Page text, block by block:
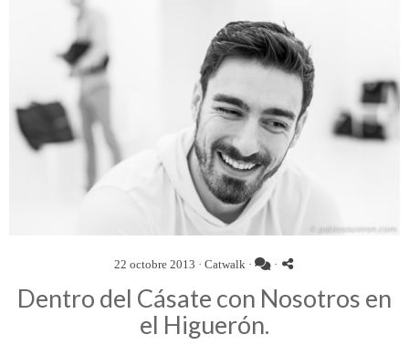
22 octobre 2013 · Catwalk · ·
Dentro del Cásate con Nosotros en
el Higuerón.